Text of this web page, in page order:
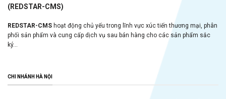
(REDSTAR-CMS)
REDSTAR-CMS hoạt động chủ yếu trong lĩnh vực xúc tiến thương mại, phân
phối sản phẩm và cung cấp dịch vụ sau bán hàng cho các sản phẩm sắc
ký...
CHI NHÁNH HÀ NỘI